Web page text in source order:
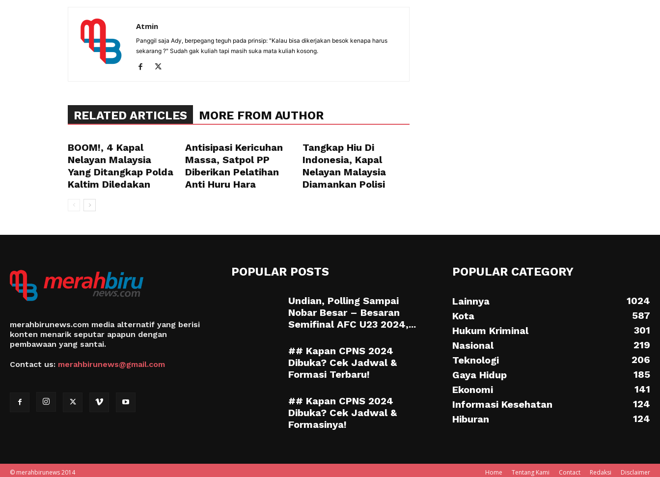
Atmin
Panggil saja Ady, berpegang teguh pada prinsip: "Kalau bisa dikerjakan besok kenapa harus
sekarang ?" Sudah gak kuliah tapi masih suka mata kuliah kosong.
RELATED ARTICLES MORE FROM AUTHOR
BOOM!, 4 Kapal
Nelayan Malaysia
Yang Ditangkap Polda
Kaltim Diledakan
Antisipasi Kericuhan
Massa, Satpol PP
Diberikan Pelatihan
Anti Huru Hara
Tangkap Hiu Di
Indonesia, Kapal
Nelayan Malaysia
Diamankan Polisi
merahbirunews.com media alternatif yang berisi
konten menarik seputar apapun dengan
pembawaan yang santai.
Contact us: merahbirunews@gmail.com
POPULAR POSTS
Undian, Polling Sampai
Nobar Besar – Besaran
Semifinal AFC U23 2024,...
## Kapan CPNS 2024
Dibuka? Cek Jadwal &
Formasi Terbaru!
## Kapan CPNS 2024
Dibuka? Cek Jadwal &
Formasinya!
POPULAR CATEGORY
Lainnya
1024
Kota
587
Hukum Kriminal
301
Nasional
219
Teknologi
206
Gaya Hidup
185
Ekonomi
141
Informasi Kesehatan
124
Hiburan
124
Home Tentang Kami Contact Redaksi Disclaimer
© merahbirunews 2014